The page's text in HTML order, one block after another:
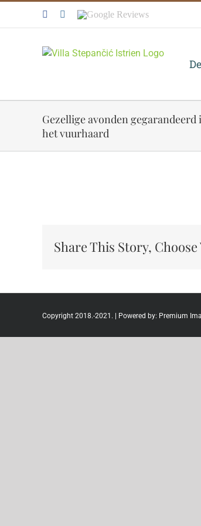
FacebookInstagram
Google
Gezellige avonden
het vuurhaard
Share This Story,
Copyright 2018.-2021. | Powered by: Premium